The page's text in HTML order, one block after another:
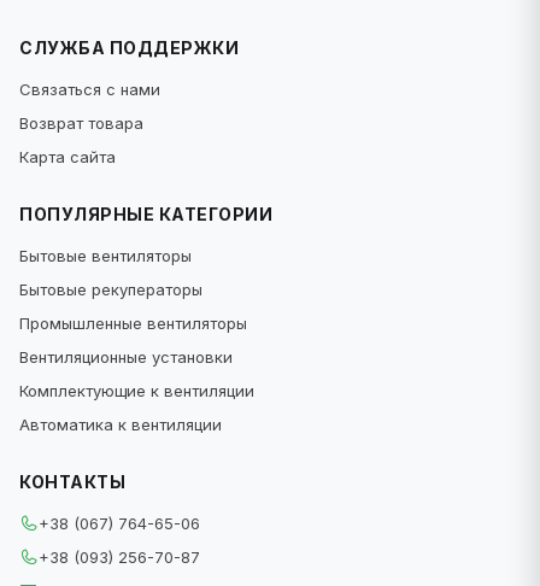
СЛУЖБА ПОДДЕРЖКИ
Связаться с нами
Возврат товара
Карта сайта
ПОПУЛЯРНЫЕ КАТЕГОРИИ
Бытовые вентиляторы
Бытовые рекуператоры
Промышленные вентиляторы
Вентиляционные установки
Комплектующие к вентиляции
Автоматика к вентиляции
КОНТАКТЫ
+38 (067) 764-65-06
+38 (093) 256-70-87